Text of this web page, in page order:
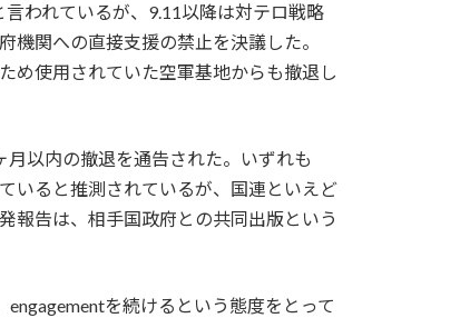
われているが、9.11以降は対テロ戦略
関への直接支援の禁止を決議した。
め使用されていた空軍基地からも撤退し
以内の撤退を通告された。いずれも
いると推測されているが、国連といえど
報告は、相手国政府との共同出版という
を続けるという態度をとって